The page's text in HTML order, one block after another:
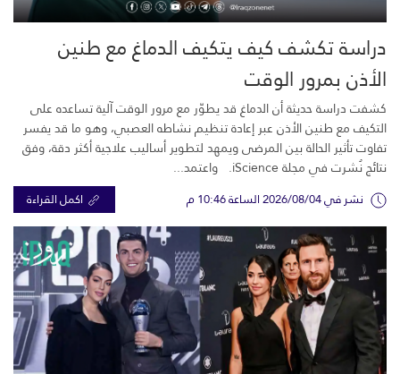
دراسة تكشف كيف يتكيف الدماغ مع طنين
الأذن بمرور الوقت
كشفت دراسة حديثة أن الدماغ قد يطوّر مع مرور الوقت آلية تساعده على
التكيف مع طنين الأذن عبر إعادة تنظيم نشاطه العصبي، وهو ما قد يفسر
تفاوت تأثير الحالة بين المرضى ويمهد لتطوير أساليب علاجية أكثر دقة، وفق
نتائج نُشرت في مجلة iScience. واعتمد...
نشر في 2026/08/04 الساعة 10:46 م اكمل القراءة